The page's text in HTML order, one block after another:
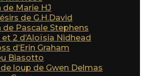
Marie HJ
de G.H.David
de Pascale Stephens
2 d’Aloïsia Nidhead
d’Erin Graham
Biasotto
de loup de Gwen Delmas